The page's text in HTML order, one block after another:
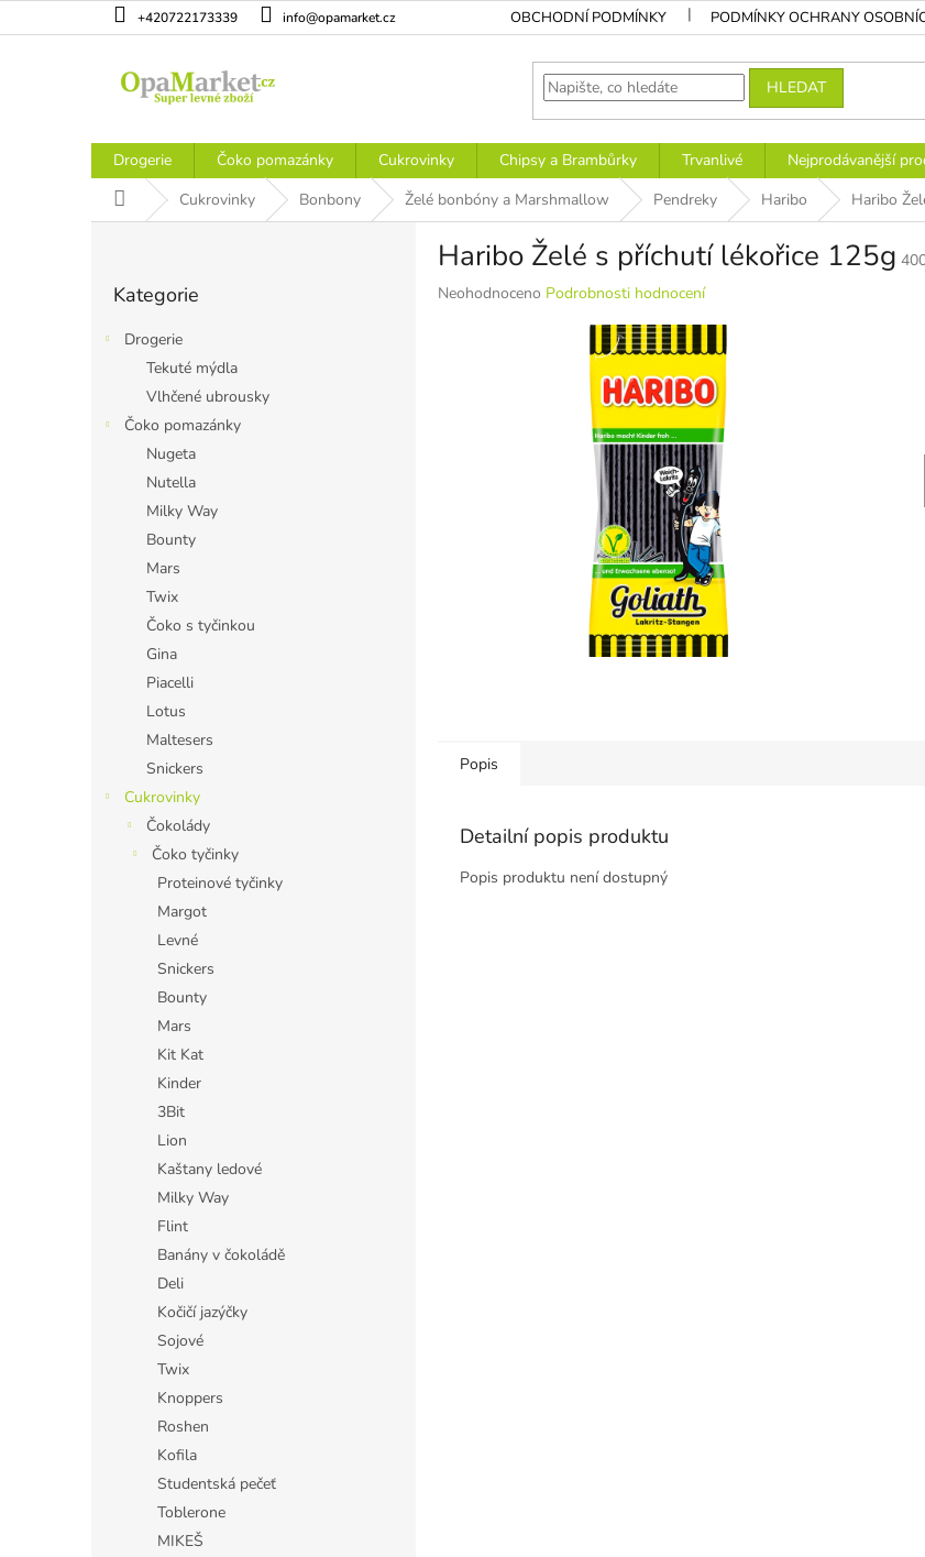
na
+420722173339 info@opamarket.cz OBCHODNÍ PODMÍNKY PODMÍNKY OCHRANY
HLEDAT
Drogerie Čoko pomazánky Cukrovinky Chipsy a Brambůrky Trvanlivé Nejprodávanější
Domů Cukrovinky Bonbony Želé bonbóny a Marshmallow Pendreky Haribo Haribo
kategorie
Kategorie
Drogerie
Tekuté mýdla
Vlhčené ubrousky
Čoko pomazánky
Nugeta
Nutella
Milky Way
Bounty
Mars
Twix
Čoko s tyčinkou
Gina
Piacelli
Lotus
Maltesers
Snickers
Cukrovinky
Čokolády
Čoko tyčinky
Proteinové tyčinky
Margot
Levné
Snickers
Bounty
Mars
Kit Kat
Kinder
3Bit
Lion
Kaštany ledové
Milky Way
Flint
Banány v čokoládě
Deli
Kočičí jazýčky
Sojové
Twix
Knoppers
Roshen
Kofila
Studentská pečeť
Toblerone
MIKEŠ
Haribo Želé s příchutí lékořice 125g
Průměrné
Neohodnoceno Podrobnosti hodnocení
Popis
Detailní popis produktu
Popis produktu není dostupný